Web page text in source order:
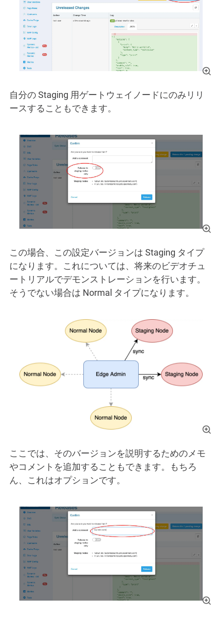
自分の Staging 用ゲートウェイノードにのみリリ
ースすることもできます。
この場合、この設定バージョンは Staging タイプ
になります。これについては、将来のビデオチュ
ートリアルでデモンストレーションを行います。
そうでない場合は Normal タイプになります。
ここでは、そのバージョンを説明するためのメモ
やコメントを追加することもできます。もちろ
ん、これはオプションです。